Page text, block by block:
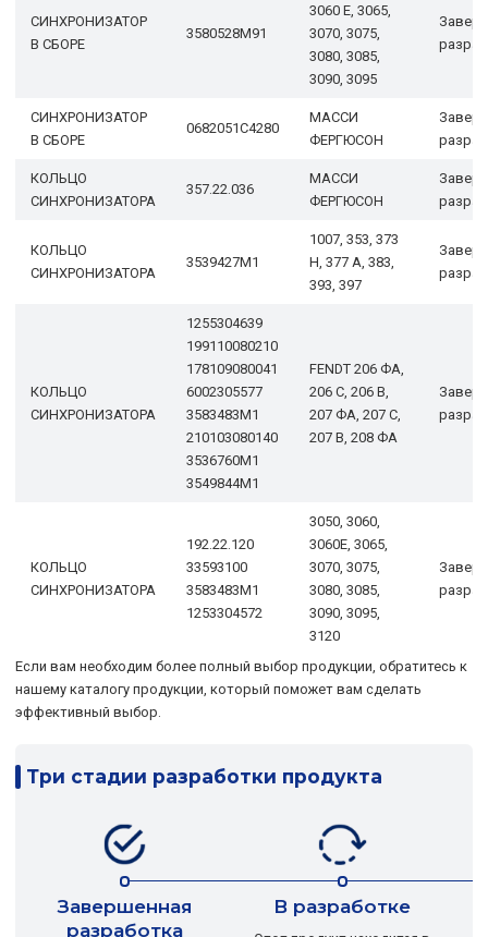
СИНХРОНИЗАТОР
В СБОРЕ
3580528M91
3060 Е, 3065,
3070, 3075,
3080, 3085,
3090, 3095
СИНХРОНИЗАТОР
В СБОРЕ
0682051C4280
МАССИ
ФЕРГЮСОН
КОЛЬЦО
СИНХРОНИЗАТОРА
357.22.036
МАССИ
ФЕРГЮСОН
КОЛЬЦО
СИНХРОНИЗАТОРА
3539427М1
1007, 353, 373
Н, 377 А, 383,
393, 397
КОЛЬЦО
СИНХРОНИЗАТОРА
1255304639
199110080210
178109080041
6002305577
3583483M1
210103080140
3536760M1
3549844M1
FENDT 206 ФА,
206 С, 206 В,
207 ФА, 207 С,
207 В, 208 ФА
КОЛЬЦО
СИНХРОНИЗАТОРА
192.22.120
33593100
3583483M1
1253304572
3050, 3060,
3060E, 3065,
3070, 3075,
3080, 3085,
3090, 3095,
3120
Если вам необходим более полный выбор продукции, обратитесь к
нашему каталогу продукции, который поможет вам сделать
эффективный выбор.
Три стадии разработки продукта
Завершенная
разработка
В разработке